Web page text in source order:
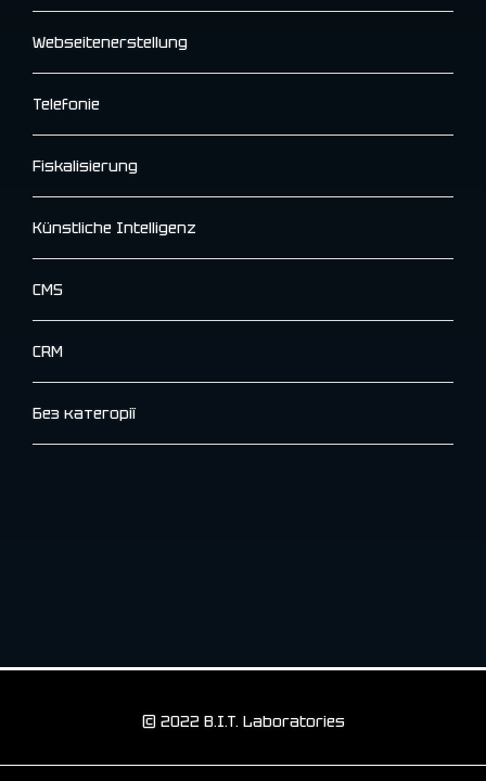
Webseitenerstellung
Telefonie
Fiskalisierung
Künstliche Intelligenz
CMS
CRM
Без категорії
© 2022 B.I.T. Laboratories